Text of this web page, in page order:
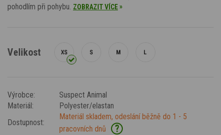
pohodlím při pohybu. ZOBRAZIT VÍCE»
Velikost
Výrobce:
Suspect Animal
Materiál:
Polyester/elastan
Dostupnost:
Materiál skladem, odeslání běžně do 1 - 5
pracovních dnů
?